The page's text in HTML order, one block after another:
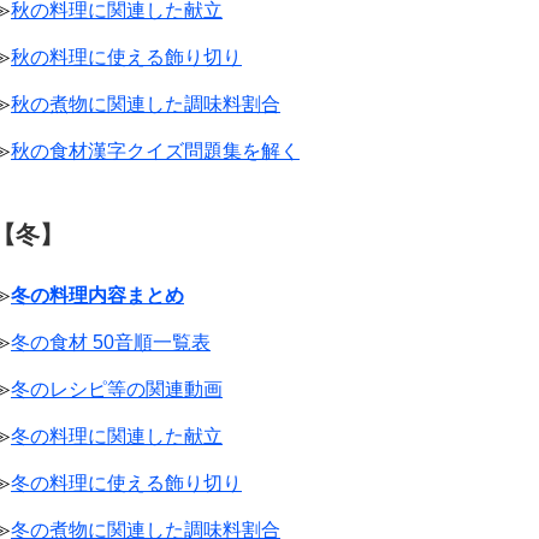
秋の料理に関連した献立
秋の料理に使える飾り切り
秋の煮物に関連した調味料割合
秋の食材漢字クイズ問題集を解く
冬】
冬の料理内容まとめ
冬の食材 50音順一覧表
冬のレシピ等の関連動画
冬の料理に関連した献立
冬の料理に使える飾り切り
冬の煮物に関連した調味料割合